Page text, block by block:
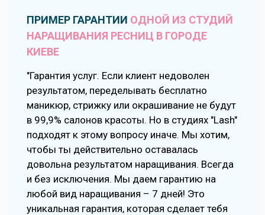
ПРИМЕР ГАРАНТИИ ОДНОЙ ИЗ СТУДИЙ
НАРАЩИВАНИЯ РЕСНИЦ В ГОРОДЕ
КИЕВЕ
"Гарантия услуг. Если клиент недоволен
результатом, переделывать бесплатно
маникюр, стрижку или окрашивание не будут
в 99,9% салонов красоты. Но в студиях "Lash"
подходят к этому вопросу иначе. Мы хотим,
чтобы ты действительно оставалась
довольна результатом наращивания. Всегда
и без исключения. Мы даем гарантию на
любой вид наращивания – 7 дней! Это
уникальная гарантия, которая сделает тебя